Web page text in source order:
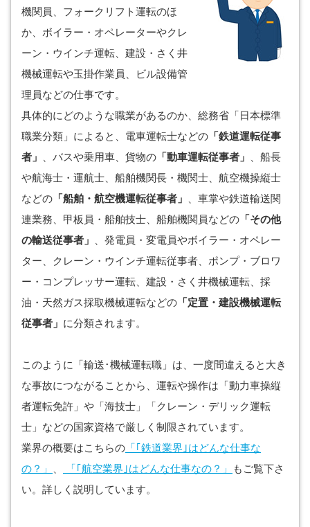
機関員、フォークリフト運転のほ
か、ボイラー・オペレーターやクレ
ーン・ウインチ運転、建設・さく井
機械運転や玉掛作業員、ビル設備管
理員などの仕事です。
具体的にどのような職業があるのか、総務省「日本標準
職業分類」によると、電車運転士などの 「鉄道運転従事
者」
、バスや乗用車、貨物の 「動車運転従事者」
、船長
や航海士・運航士、船舶機関長・機関士、航空機操縦士
などの 「船舶・航空機運転従事者」
、車掌や鉄道輸送関
連業務、甲板員・船舶技士、船舶機関員などの 「その他
の輸送従事者」
、発電員・変電員やボイラー・オペレー
ター、クレーン・ウインチ運転従事者、ポンプ・ブロワ
ー・コンプレッサー運転、建設・さく井機械運転、採
油・天然ガス採取機械運転などの 「定置・建設機械運転
従事者」 に分類されます。
このように「輸送･機械運転職」は、一度間違えると大き
な事故につながることから、運転や操作は「動力車操縦
者運転免許」や「海技士」「クレーン・デリック運転
士」などの国家資格で厳しく制限されています。
業界の概要はこちらの 「｢鉄道業界｣はどんな仕事な
の？」
「｢航空業界｣はどんな仕事なの？」
もご覧下さ
い。詳しく説明しています。